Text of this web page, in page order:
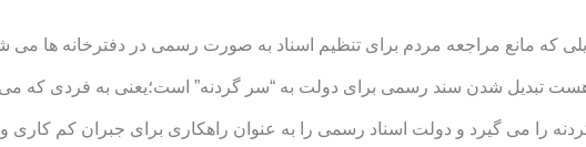
که مانع مراجعه مردم برای تنظیم اسناد به صورت رسمی در دفترخانه ها
تبدیل شدن سند رسمی برای دولت به “سر گردنه” است؛یعنی به فردی که می
می گیرد و دولت اسناد رسمی را به عنوان راهکاری برای جبران کم کاری و